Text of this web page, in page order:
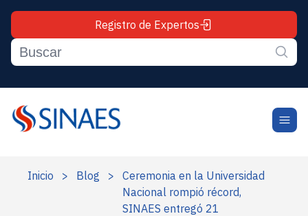
Registro de Expertos
Inicio > Blog >
Ceremonia en la Universidad
Nacional rompió récord,
SINAES entregó 21